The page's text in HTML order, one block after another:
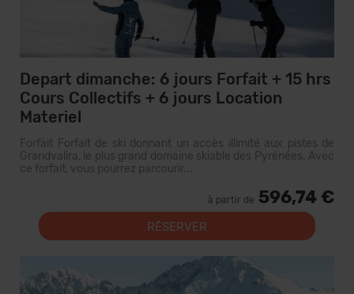
Depart dimanche: 6 jours Forfait + 15 hrs
Cours Collectifs + 6 jours Location
Materiel
Forfait Forfait de ski donnant un accès illimité aux pistes de
Grandvalira, le plus grand domaine skiable des Pyrénées. Avec
ce forfait, vous pourrez parcourir...
à partir de 596,74 €
RÉSERVER